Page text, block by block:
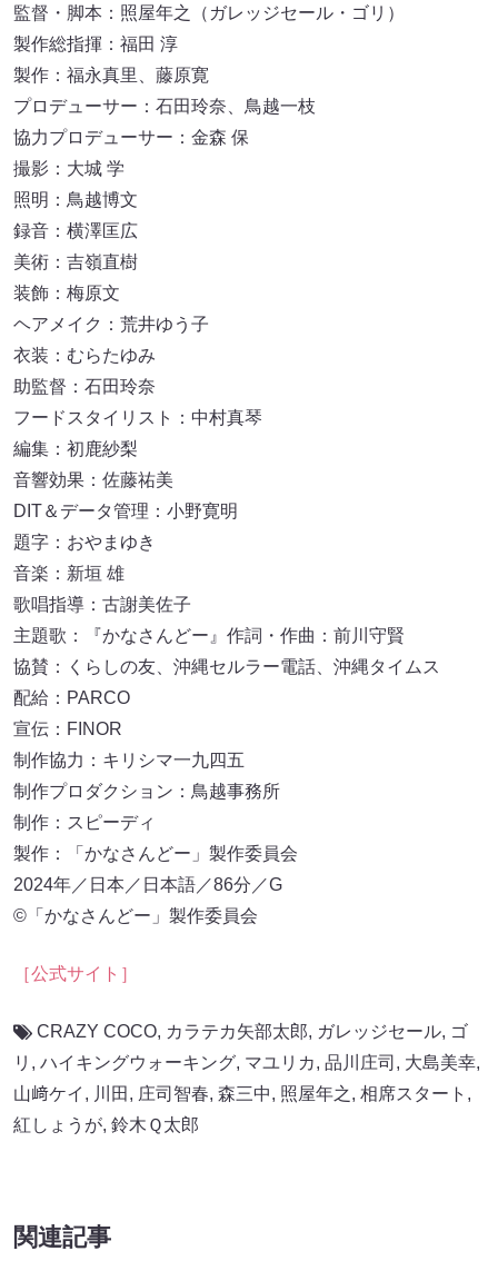
監督・脚本：照屋年之（ガレッジセール・ゴリ）
製作総指揮：福田 淳
製作：福永真里、藤原寛
プロデューサー：石田玲奈、鳥越一枝
協力プロデューサー：金森 保
撮影：大城 学
照明：鳥越博文
録音：横澤匡広
美術：吉嶺直樹
装飾：梅原文
ヘアメイク：荒井ゆう子
衣装：むらたゆみ
助監督：石田玲奈
フードスタイリスト：中村真琴
編集：初鹿紗梨
音響効果：佐藤祐美
DIT＆データ管理：小野寛明
題字：おやまゆき
音楽：新垣 雄
歌唱指導：古謝美佐子
主題歌：『かなさんどー』作詞・作曲：前川守賢
協賛：くらしの友、沖縄セルラー電話、沖縄タイムス
配給：PARCO
宣伝：FINOR
制作協力：キリシマ一九四五
制作プロダクション：鳥越事務所
制作：スピーディ
製作：「かなさんどー」製作委員会
2024年／日本／日本語／86分／G
©︎「かなさんどー」製作委員会
［公式サイト］
CRAZY COCO, カラテカ矢部太郎, ガレッジセール, ゴ
リ , ハイキングウォーキング, マユリカ, 品川庄司 , 大島美幸,
山﨑ケイ , 川田 , 庄司智春, 森三中, 照屋年之, 相席スタート ,
紅しょうが, 鈴木Ｑ太郎
関連記事